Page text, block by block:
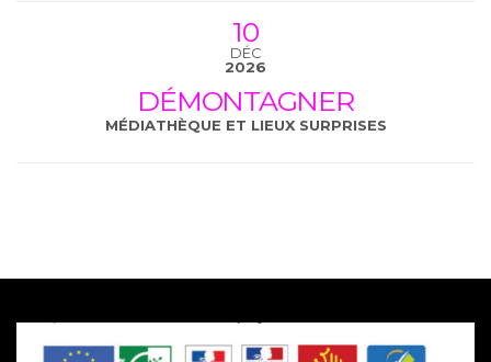
10
DÉC
2026
DÉMONTAGNER
MÉDIATHÈQUE ET LIEUX SURPRISES